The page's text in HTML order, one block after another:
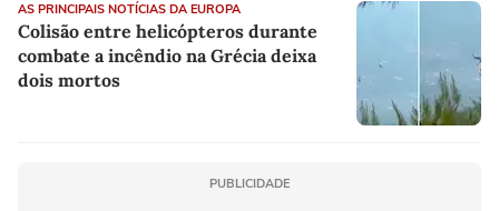
AS PRINCIPAIS NOTÍCIAS DA EUROPA
Colisão entre helicópteros durante
combate a incêndio na Grécia deixa
dois mortos
PUBLICIDADE